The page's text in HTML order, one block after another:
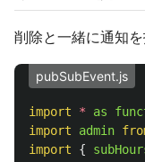
削除と一緒に通知
pubSubEvent.js
import * as
import
admin
import
{